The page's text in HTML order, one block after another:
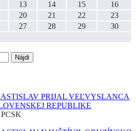
13 14 15
16
20 21 22
23
27 28 29
30
PRIJAL VEĽVYSLANCA
REPUBLIKE